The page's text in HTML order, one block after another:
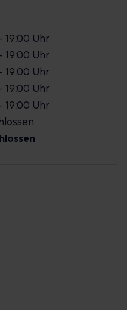
19:00 Uhr
19:00 Uhr
19:00 Uhr
19:00 Uhr
19:00 Uhr